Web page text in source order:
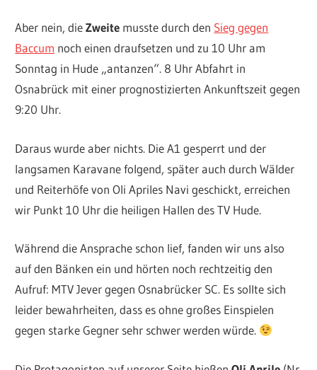
Aber nein, dieZweite musste durch den Sieg gegen
Baccum noch einen draufsetzen und zu 10 Uhr am
Sonntag in Hude „antanzen“. 8 Uhr Abfahrt in
Osnabrück mit einer prognostizierten Ankunftszeit gegen
9:20 Uhr.
Daraus wurde aber nichts. Die A1 gesperrt und der
langsamen Karavane folgend, später auch durch Wälder
und Reiterhöfe von Oli Apriles Navi geschickt, erreichen
wir Punkt 10 Uhr die heiligen Hallen des TV Hude.
Während die Ansprache schon lief, fanden wir uns also
auf den Bänken ein und hörten noch rechtzeitig den
Aufruf: MTV Jever gegen Osnabrücker SC. Es sollte sich
leider bewahrheiten, dass es ohne großes Einspielen
gegen starke Gegner sehr schwer werden würde.